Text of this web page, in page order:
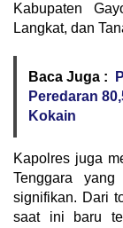
Kabupaten
Langkat, dan
Baca Juga :
Peredaran
Kokain
Kapolres juga
Tenggara
signifikan. Dari
saat ini baru